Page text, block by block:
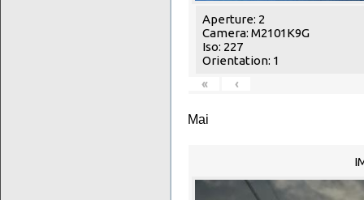
Aperture: 2
Camera: M2101K9G
Iso: 227
Orientation: 1
«
‹
Mai